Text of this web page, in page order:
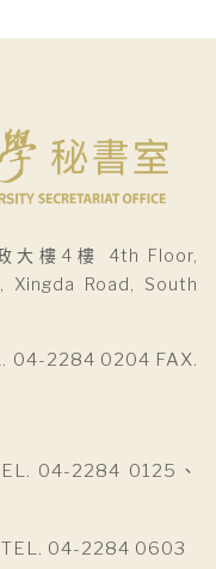
大樓4樓 4th Floor,
Xingda Road, South
2284 0204 FAX.
04-2284 0125、
04-2284 0603